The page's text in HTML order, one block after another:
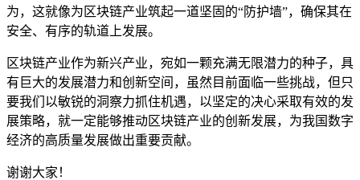
为，这就像为区块链产业筑起一道坚固的“防护墙”，确保其在
安全、有序的轨道上发展。
区块链产业作为新兴产业，宛如一颗充满无限潜力的种子，具
有巨大的发展潜力和创新空间，虽然目前面临一些挑战，但只
要我们以敏锐的洞察力抓住机遇，以坚定的决心采取有效的发
展策略，就一定能够推动区块链产业的创新发展，为我国数字
经济的高质量发展做出重要贡献。
谢谢大家！